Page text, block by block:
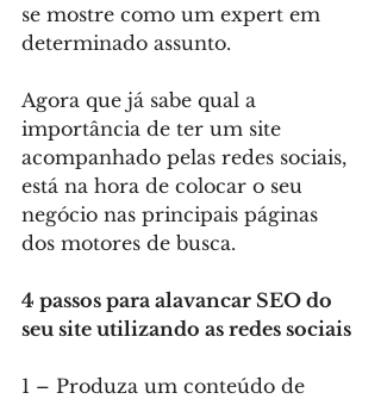
se mostre como um expert em
determinado assunto.
Agora que já sabe qual a
importância de ter um site
acompanhado pelas redes sociais,
está na hora de colocar o seu
negócio nas principais páginas
dos motores de busca.
4 passos para alavancar SEO do
seu site utilizando as redes sociais
1 – Produza um conteúdo de